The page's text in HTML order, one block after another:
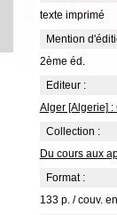
texte imprimé
Mention
2ème éd.
Editeur :
Alger [Algerie] :
Collection :
Du cours aux
Format :
133 p. / couv.